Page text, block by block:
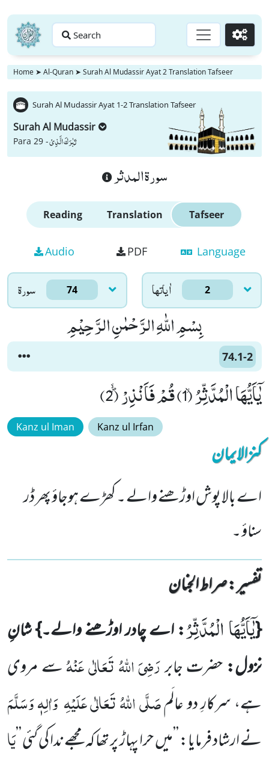
Search Go
Home ➤ Al-Quran ➤ Surah Al Mudassir Ayat 2 Translation Tafseer
Surah Al Mudassir Ayat 1-2 Translation Tafseer
Surah Al Mudassir
Para 29 -تَبٰرَكَ الَّذِیْ
سورة المدثر
Reading Translation Tafseer
Audio PDF Language
سورۃ 74 اٰياتها 2
بِسْمِ اللّٰهِ الرَّحْمٰنِ الرَّحِیْمِ
74.1-2
یٰۤاَیُّهَا الْمُدَّثِّرُۙ (1) قُمْ فَاَنْذِرْﭪ (2)
Kanz ul Iman Kanz ul Irfan
کنزالایمان
اے بالا پوش اوڑھنے والے ۔ کھڑے ہوجاؤ پھر ڈر
سناؤ ۔
تفسیر : ‎صراط الجنان
{یٰۤاَیُّهَا الْمُدَّثِّرُ: اے چادر اوڑھنے والے۔}شانِ
نزول:حضرت جابررَضِیَ اللّٰہُ تَعَالٰی عَنْہُسے مروی
ہے، سرکارِ دو عالَمصَلَّی اللّٰہُ تَعَالٰی عَلَیْہِ وَاٰلِہٖ وَسَلَّمَ
نے ارشاد فرمایا: ’’میںحرا پہاڑپر تھا کہ مجھے ندا کی گئی’’یَا